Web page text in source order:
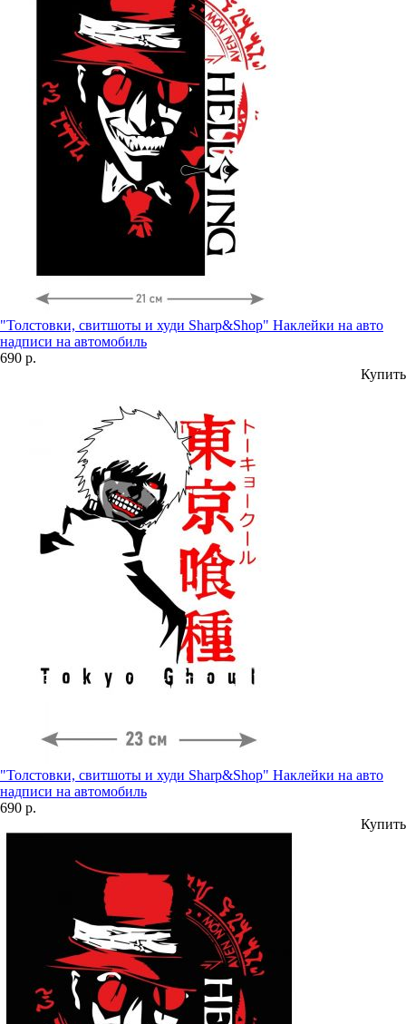
"Толстовки, свитшоты и худи Sharp&Shop" Наклейки на авто
надписи на автомобиль
690 р.
Купить
"Толстовки, свитшоты и худи Sharp&Shop" Наклейки на авто
надписи на автомобиль
690 р.
Купить